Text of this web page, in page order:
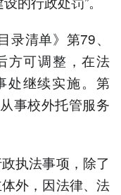
清单》第79、
方可调整，在法
处继续实施。第
事校外托管服务
执法事项，除了
外，因法律、法